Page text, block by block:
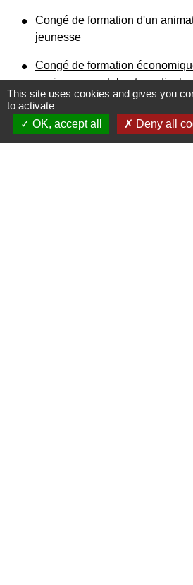
Congé de formation d'un
jeunesse
Congé de formation
environnementale et syndicale.
warning Attention :
L'accès à la formation des
This site uses cookies and gives you
to activate
OK, accept all
Deny all